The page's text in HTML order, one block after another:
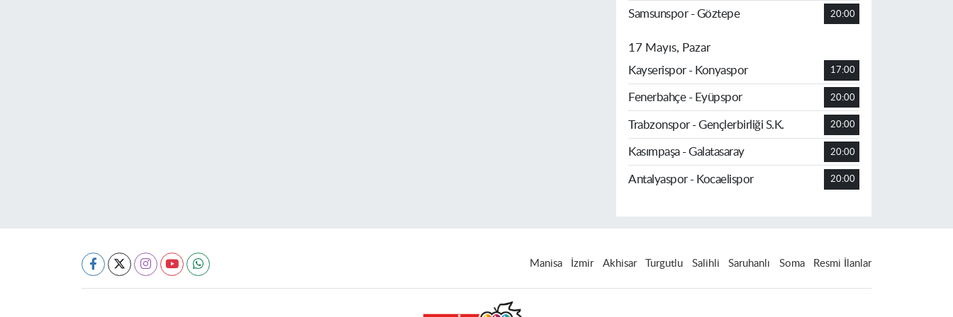
Samsunspor - Göztepe 20:00
17 Mayıs, Pazar
Kayserispor - Konyaspor
17:00
Fenerbahçe - Eyüpspor 20:00
Trabzonspor - Gençlerbirliği S.K. 20:00
Kasımpaşa - Galatasaray 20:00
Antalyaspor - Kocaelispor 20:00
Manisa İzmir Akhisar Turgutlu Salihli Saruhanlı Soma Resmi İlanlar